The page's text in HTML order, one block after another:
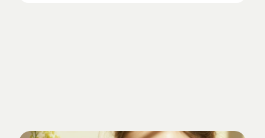
Studio-Alltag.